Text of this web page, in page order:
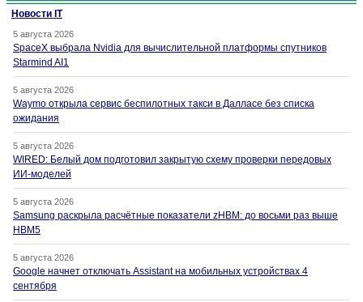
Новости IT
5 августа 2026
SpaceX выбрала Nvidia для вычислительной платформы спутников
Starmind AI1
5 августа 2026
Waymo открыла сервис беспилотных такси в Далласе без списка
ожидания
5 августа 2026
WIRED: Белый дом подготовил закрытую схему проверки передовых
ИИ-моделей
5 августа 2026
Samsung раскрыла расчётные показатели zHBM: до восьми раз выше
HBM5
5 августа 2026
Google начнет отключать Assistant на мобильных устройствах 4
сентября